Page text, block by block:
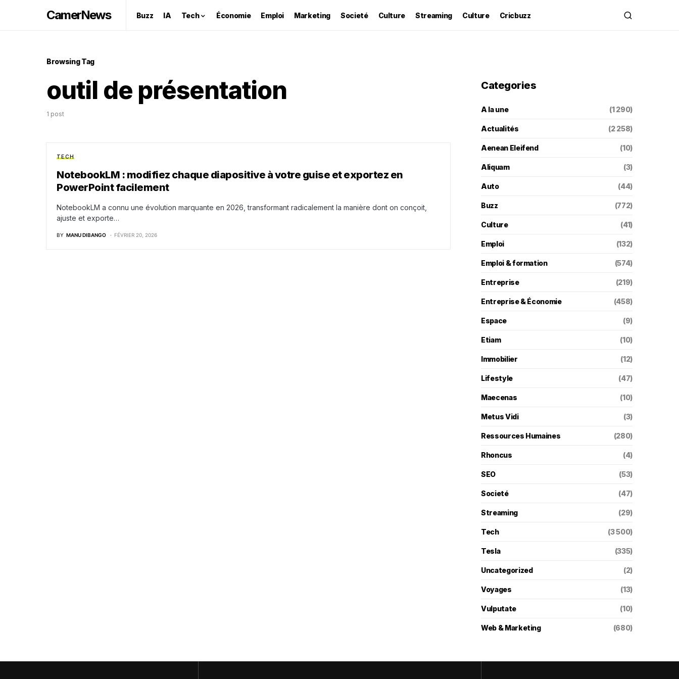
CamerNews Buzz IA Tech Économie Emploi Marketing Societé Culture Streaming Culture Cricbuzz
Browsing Tag
outil de présentation
1 post
TECH
NotebookLM : modifiez chaque diapositive à votre guise et exportez en
PowerPoint facilement
NotebookLM a connu une évolution marquante en 2026, transformant radicalement la manière dont on conçoit,
ajuste et exporte…
BY MANU DIBANGO FÉVRIER 20, 2026
Categories
A la une (1 290)
Actualités (2 258)
Aenean Eleifend (10)
Aliquam (3)
Auto (44)
Buzz (772)
Culture (41)
Emploi (132)
Emploi & formation (574)
Entreprise (219)
Entreprise & Économie (458)
Espace (9)
Etiam (10)
Immobilier (12)
Lifestyle (47)
Maecenas (10)
Metus Vidi (3)
Ressources Humaines (280)
Rhoncus (4)
SEO (53)
Societé (47)
Streaming (29)
Tech (3 500)
Tesla (335)
Uncategorized (2)
Voyages (13)
Vulputate (10)
Web & Marketing (680)